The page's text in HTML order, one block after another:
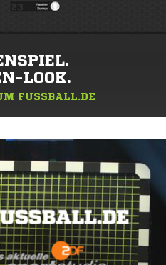
LOOK.
FUSSBALL.DE